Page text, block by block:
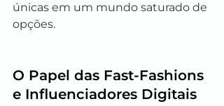
únicas em um mundo saturado de
opções.
O Papel das Fast-Fashions
e Influenciadores Digitais